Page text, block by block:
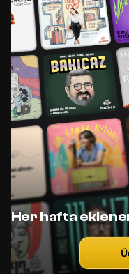
Her hafta